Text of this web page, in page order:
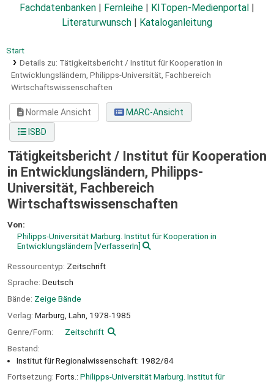
Fachdatenbanken
Fernleihe KITopen-Medienportal
Literaturwunsch
Kataloganleitung
Start
Details zu: Tätigkeitsbericht / Institut für Kooperation in
Entwicklungsländern, Philipps-Universität, Fachbereich
Wirtschaftswissenschaften
Normale Ansicht
MARC-Ansicht
ISBD
Tätigkeitsbericht / Institut für Kooperation
in Entwicklungsländern, Philipps-
Universität, Fachbereich
Wirtschaftswissenschaften
Von:
Philipps-Universität Marburg. Institut für Kooperation in
Entwicklungsländern [VerfasserIn]
Ressourcentyp: Zeitschrift
Sprache: Deutsch
Bände: Zeige Bände
Verlag: Marburg, Lahn, 1978-1985
Genre/Form:
Zeitschrift
Bestand:
Institut für Regionalwissenschaft: 1982/84
Fortsetzung: Forts.: Philipps-Universität Marburg. Institut für